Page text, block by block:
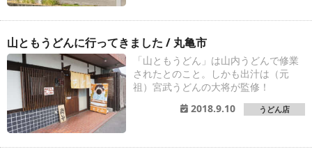
山ともうどんに行ってきました / 丸亀市
「山ともうどん」は山内うどんで修業
されたとのこと。しかも出汁は（元
祖）宮武うどんの大将が監修！
2018.9.10
うどん店